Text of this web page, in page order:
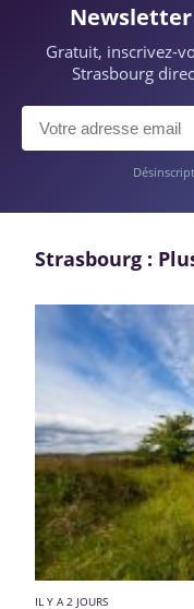
Gratuit, inscrivez-
Strasbourg
Strasbourg :
IL Y A 2 JOURS